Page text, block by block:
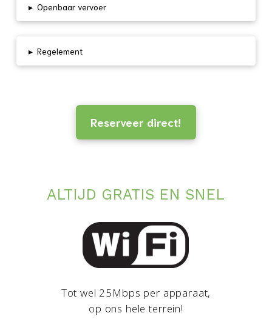
▸ Openbaar vervoer
▸ Regelement
Reserveer direct!
ALTIJD GRATIS EN SNEL
Tot wel 25Mbps per apparaat,
op ons hele terrein!